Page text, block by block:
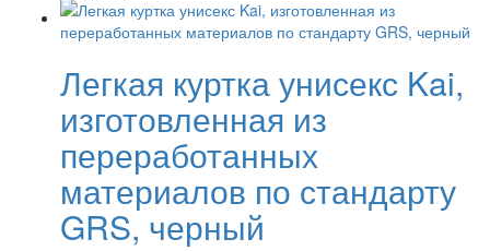
Легкая куртка унисекс Kai,
изготовленная из
переработанных
материалов по стандарту
GRS, черный